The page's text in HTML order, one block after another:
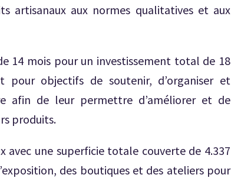
artisanaux aux normes qualitatives et aux
14 mois pour un investissement total de 18
pour objectifs de soutenir, d’organiser et
afin de leur permettre d’améliorer et de
produits.
avec une superficie totale couverte de 4.337
des boutiques et des ateliers pour